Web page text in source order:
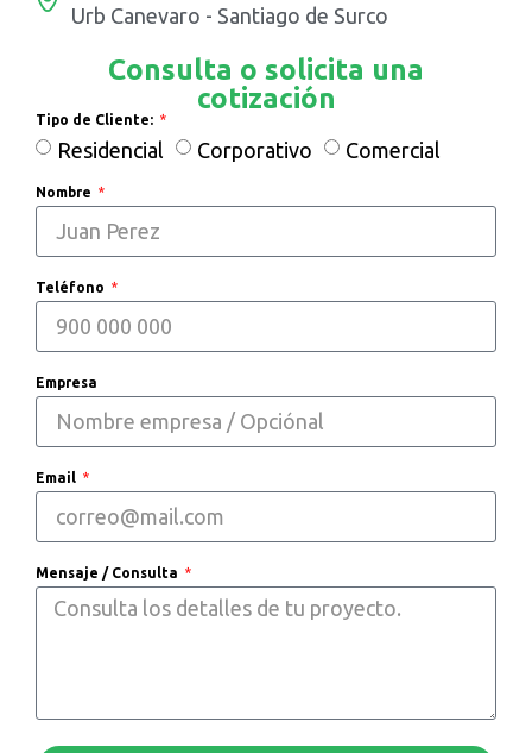
Urb Canevaro - Santiago de Surco
Consulta o solicita una
cotización
Tipo de Cliente:
Residencial Corporativo Comercial
Nombre
Teléfono
Empresa
Email
Mensaje / Consulta